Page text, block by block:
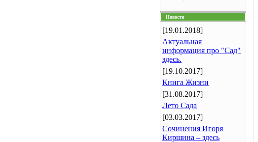
Новости
[19.01.2018]
Актуальная
информация про "Сад"
здесь.
[19.10.2017]
Книга Жизни
[31.08.2017]
Лето Сада
[03.03.2017]
Сочинения Игоря
Киршина – здесь